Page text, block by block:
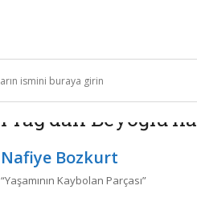
Prag’dan Beyoğlu’na
Nafiye Bozkurt
“Yaşamının Kaybolan Parçası”